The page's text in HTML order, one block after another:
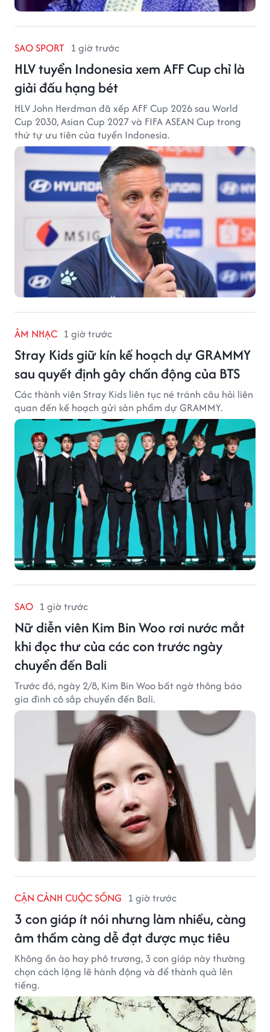
SAO SPORT 1 giờ trước
HLV tuyển Indonesia xem AFF Cup chỉ là
giải đấu hạng bét
HLV John Herdman đã xếp AFF Cup 2026 sau World
Cup 2030, Asian Cup 2027 và FIFA ASEAN Cup trong
thứ tự ưu tiên của tuyển Indonesia.
ÂM NHẠC 1 giờ trước
Stray Kids giữ kín kế hoạch dự GRAMMY
sau quyết định gây chấn động của BTS
Các thành viên Stray Kids liên tục né tránh câu hỏi liên
quan đến kế hoạch gửi sản phẩm dự GRAMMY.
SAO 1 giờ trước
Nữ diễn viên Kim Bin Woo rơi nước mắt
khi đọc thư của các con trước ngày
chuyển đến Bali
Trước đó, ngày 2/8, Kim Bin Woo bất ngờ thông báo
gia đình cô sắp chuyển đến Bali.
CẬN CẢNH CUỘC SỐNG 1 giờ trước
3 con giáp ít nói nhưng làm nhiều, càng
âm thầm càng dễ đạt được mục tiêu
Không ồn ào hay phô trương, 3 con giáp này thường
chọn cách lặng lẽ hành động và để thành quả lên
tiếng.